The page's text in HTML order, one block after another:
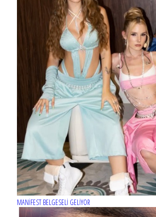
MERCAN KÖŞK dizisinin afişi hazır
MANİFEST BELGESELİ GELİYOR